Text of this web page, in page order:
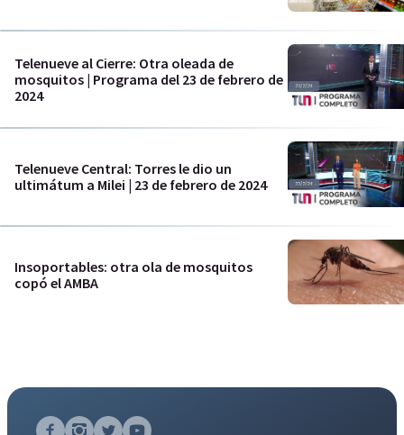
Telenueve al Cierre: Otra oleada de
mosquitos | Programa del 23 de febrero de
2024
Telenueve Central: Torres le dio un
ultimátum a Milei | 23 de febrero de 2024
Insoportables: otra ola de mosquitos
copó el AMBA